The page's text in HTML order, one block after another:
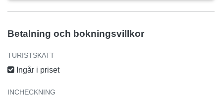
Betalning och bokningsvillkor
TURISTSKATT
Ingår i priset
INCHECKNING